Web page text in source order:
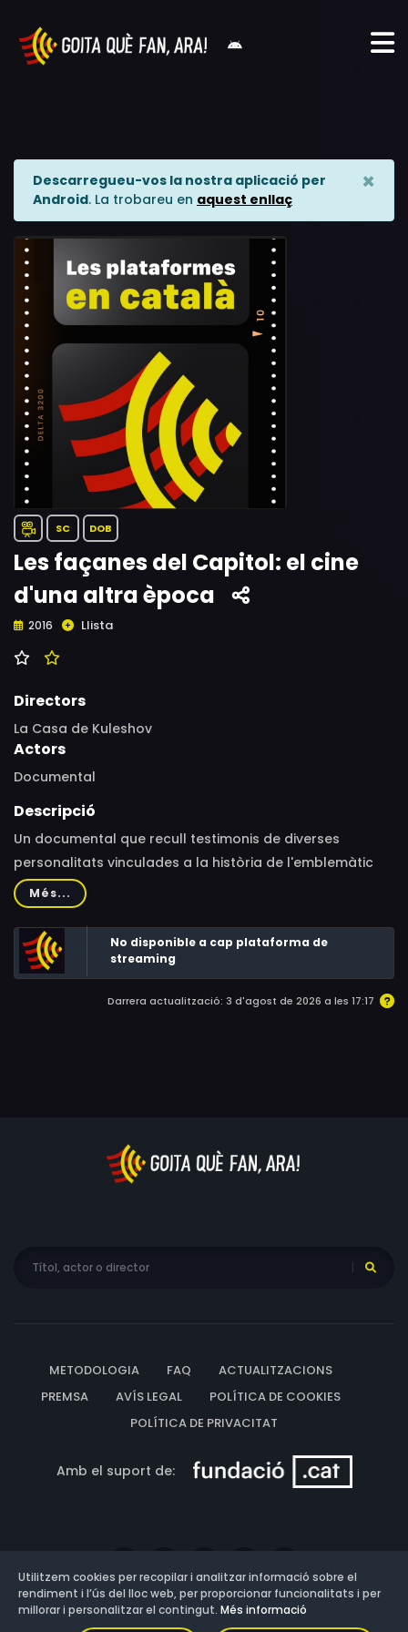
Descarregueu-vos la nostra aplicació per
Android. La trobareu en aquest enllaç
×
SC DOB
Les façanes del Capitol: el cine
d'una altra època
2016 Llista
Directors
La Casa de Kuleshov
Actors
Documental
Descripció
Un documental que recull testimonis de diverses
personalitats vinculades a la història de l'emblemàtic
cinema barceloní.
Més...
No disponible a cap plataforma de
streaming
Darrera actualització: 3 d'agost de 2026 a les 17:17
METODOLOGIA FAQ
ACTUALITZACIONS
PREMSA
AVÍS LEGAL
POLÍTICA DE COOKIES
POLÍTICA DE PRIVACITAT
Amb el suport de:
Utilitzem cookies per recopilar i analitzar informació sobre el
rendiment i l’ús del lloc web, per proporcionar funcionalitats i per
millorar i personalitzar el contingut. Més informació